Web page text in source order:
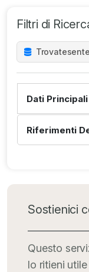
Filtri di
Trovate
Dati
Riferimenti
Sostienici
Questo
lo ritieni